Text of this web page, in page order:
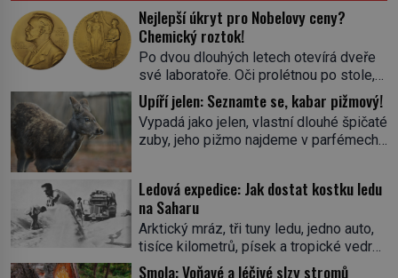
Nejlepší úkryt pro Nobelovy ceny?
Chemický roztok!
Po dvou dlouhých letech otevírá dveře
své laboratoře. Oči prolétnou po stole,
aby pak ulpěly na regálu, kde se nachází
všemožné látky. Hledá žluto-oranžovou
tekutinu, jakmile ji zahlédne, nesmírně
se mu uleví. Teď může svůj plán
skrývá směs s názvem lučavka
královská. Svůj přídomek nemá pro nic
za nic, […]
Upíří jelen: Seznamte se, kabar pižmový!
Vypadá jako jelen, vlastní dlouhé špičaté
zuby, jeho pižmo najdeme v parfémech
jediného zástupce zvířecí říše – kabara
pižmového. V Evropě ho jako první
popíše švédský botanik Carl Linné
(1707–1778), jenže v Asii o něm ví už
celá staletí. Zvíře připomíná jelena,
Ledová expedice: Jak dostat kostku ledu
na Saharu
Arktický mráz, tři tuny ledu, jedno auto,
tisíce kilometrů, písek a tropické vedro.
To je ve zkratce zdánlivě nesplnitelná
Smola: Voňavé a léčivé slzy stromů